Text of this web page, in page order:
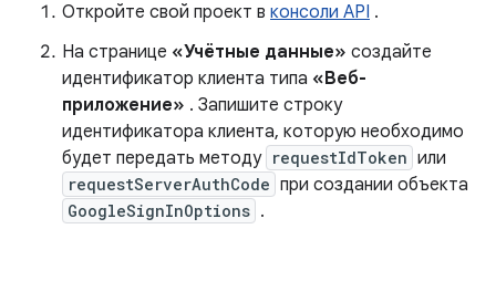
Откройте свой проект в консоли API .
На странице «Учётные данные» создайте
идентификатор клиента типа «Веб-
приложение» . Запишите строку
идентификатора клиента, которую необходимо
будет передать методу requestIdToken или
requestServerAuthCode при создании объекта
GoogleSignInOptions .